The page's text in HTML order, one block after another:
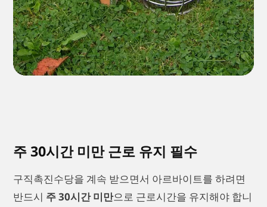
주 30시간 미만 근로 유지 필수
구직촉진수당을 계속 받으면서 아르바이트를 하려면
반드시 주 30시간 미만으로 근로시간을 유지해야 합니